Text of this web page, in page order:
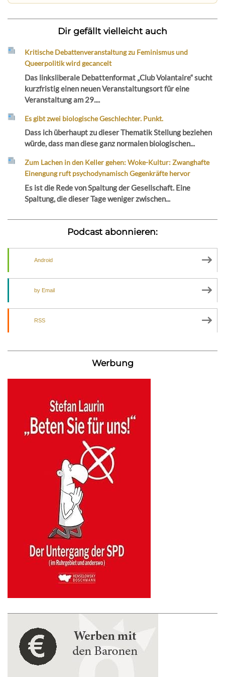
Dir gefällt vielleicht auch
Kritische Debattenveranstaltung zu Feminismus und
Queerpolitik wird gecancelt
Das linksliberale Debattenformat „Club Volantaire“ sucht
kurzfristig einen neuen Veranstaltungsort für eine
Veranstaltung am 29....
Es gibt zwei biologische Geschlechter. Punkt.
Dass ich überhaupt zu dieser Thematik Stellung beziehen
würde, dass man diese ganz normalen biologischen...
Zum Lachen in den Keller gehen: Woke-Kultur: Zwanghafte
Einengung ruft psychodynamisch Gegenkräfte hervor
Es ist die Rede von Spaltung der Gesellschaft. Eine
Spaltung, die dieser Tage weniger zwischen...
Podcast abonnieren:
Android
by Email
RSS
Werbung